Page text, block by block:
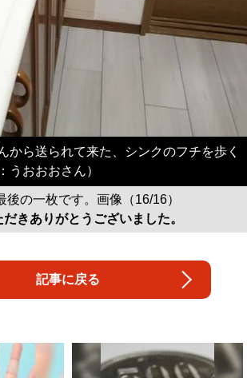
から送られて来た、シンクのフチを歩く
うおおおさん）
後の一枚です。画像（16/16）
だきありがとうございました。
記事に戻る